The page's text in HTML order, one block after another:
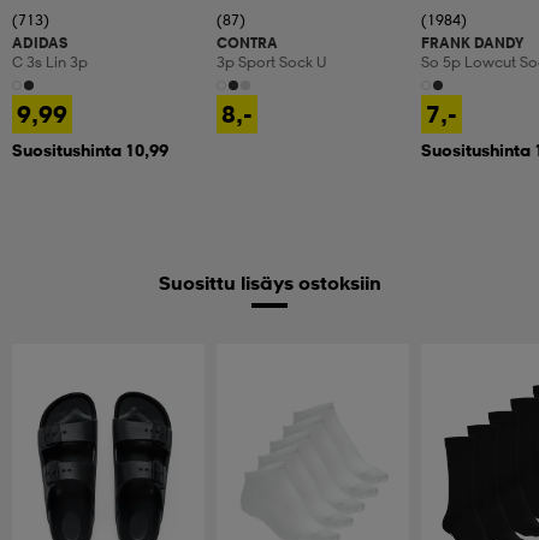
(713)
ADIDAS
C 3s Lin 3p
9,99
Suositushinta 10,99
(87)
CONTRA
3p Sport Sock U
8,-
(1984)
FRANK DANDY
So 5p Lowcut
7,-
Suositushinta
Suosittu lisäys ostoksiin